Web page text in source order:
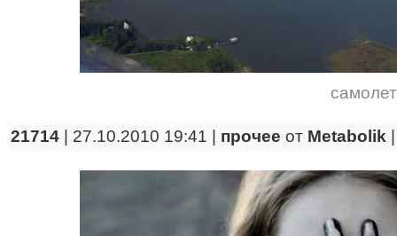
самолет
21714 | 27.10.2010 19:41 | прочее от Metabolik